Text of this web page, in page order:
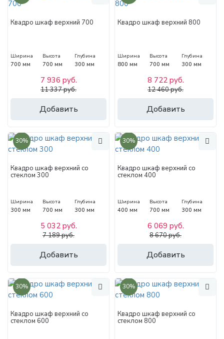
Квадро шкаф верхний 700
Ширина
700 мм
Высота
700 мм
Глубина
300 мм
Добавить
7 936 руб.
11 337 руб.
Квадро шкаф верхний 800
Ширина
800 мм
Высота
700 мм
Глубина
300 мм
Добавить
8 722 руб.
12 460 руб.
30%
Квадро шкаф верхний со
стеклом 300
Ширина
300 мм
Высота
700 мм
Глубина
300 мм
Добавить
5 032 руб.
7 189 руб.
30%
Квадро шкаф верхний со
стеклом 400
Ширина
400 мм
Высота
700 мм
Глубина
300 мм
Добавить
6 069 руб.
8 670 руб.
30%
Квадро шкаф верхний со
стеклом 600
30%
Квадро шкаф верхний со
стеклом 800